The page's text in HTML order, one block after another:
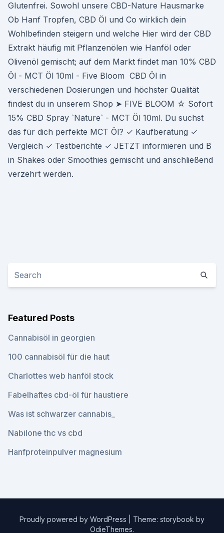
Glutenfrei. Sowohl unsere CBD-Nature Hausmarke
Ob Hanf Tropfen, CBD Öl und Co wirklich dein
Wohlbefinden steigern und welche Hier wird der CBD
Extrakt häufig mit Pflanzenölen wie Hanföl oder
Olivenöl gemischt; auf dem Markt findet man 10% CBD
Öl - MCT Öl 10ml - Five Bloom CBD Öl in
verschiedenen Dosierungen und höchster Qualität
findest du in unserem Shop ➤ FIVE BLOOM ☆ Sofort
15% CBD Spray `Nature` - MCT Öl 10ml. Du suchst
das für dich perfekte MCT Öl? ✓ Kaufberatung ✓
Vergleich ✓ Testberichte ✓ JETZT informieren und B
in Shakes oder Smoothies gemischt und anschließend
verzehrt werden.
Featured Posts
Cannabisöl in georgien
100 cannabisöl für die haut
Charlottes web hanföl stock
Fabelhaftes cbd-öl für haustiere
Was ist schwarzer cannabis_
Nabilone thc vs cbd
Hanfproteinpulver magnesium
Proudly powered by WordPress
Theme: storybook by
OdieThemes.